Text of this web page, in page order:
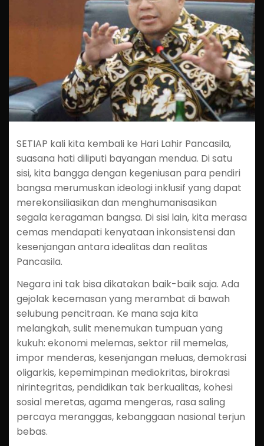
SETIAP kali kita kembali ke Hari Lahir Pancasila,
suasana hati diliputi bayangan mendua. Di satu
sisi, kita bangga dengan kegeniusan para pendiri
bangsa merumuskan ideologi inklusif yang dapat
merekonsiliasikan dan menghumanisasikan
segala keragaman bangsa. Di sisi lain, kita merasa
cemas mendapati kenyataan inkonsistensi dan
kesenjangan antara idealitas dan realitas
Pancasila.
Negara ini tak bisa dikatakan baik-baik saja. Ada
gejolak kecemasan yang merambat di bawah
selubung pencitraan. Ke mana saja kita
melangkah, sulit menemukan tumpuan yang
kukuh: ekonomi melemas, sektor riil memelas,
impor menderas, kesenjangan meluas, demokrasi
oligarkis, kepemimpinan mediokritas, birokrasi
nirintegritas, pendidikan tak berkualitas, kohesi
sosial meretas, agama mengeras, rasa saling
percaya meranggas, kebanggaan nasional terjun
bebas.